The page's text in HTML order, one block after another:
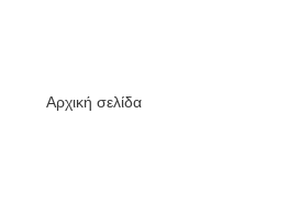
Αρχική σελίδα